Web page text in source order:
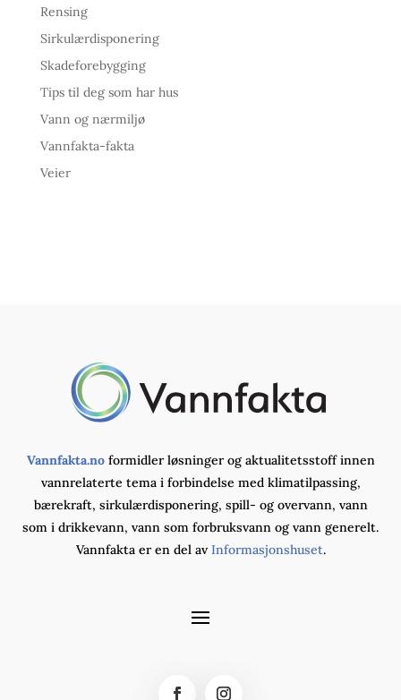
Rensing
Sirkulærdisponering
Skadeforebygging
Tips til deg som har hus
Vann og nærmiljø
Vannfakta-fakta
Veier
Vannfakta.noformidler løsninger og aktualitetsstoff innen
vannrelaterte tema i forbindelse med klimatilpassing,
bærekraft, sirkulærdisponering, spill- og overvann, vann
som i drikkevann, vann som forbruksvann og vann generelt.
Vannfakta er en del av Informasjonshuset.